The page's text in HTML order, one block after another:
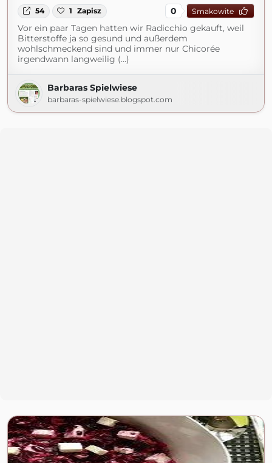
54 1 Zapisz 0 Smakowite
Vor ein paar Tagen hatten wir Radicchio gekauft, weil
Bitterstoffe ja so gesund und außerdem
wohlschmeckend sind und immer nur Chicorée
irgendwann langweilig (...)
Barbaras Spielwiese
barbaras-spielwiese.blogspot.com